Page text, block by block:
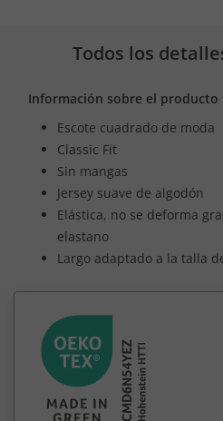
Todos los
Información sobre el producto
Escote cuadrado de moda
Classic Fit
Sin mangas
Jersey suave de algodón
Elástica, no se deforma
elastano
Largo adaptado a la talla